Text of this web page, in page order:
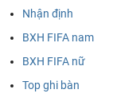
Nhận định
BXH FIFA nam
BXH FIFA nữ
Top ghi bàn